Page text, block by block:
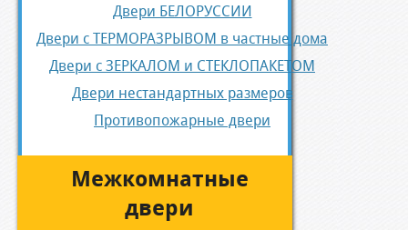
Двери БЕЛОРУССИИ
Двери с ТЕРМОРАЗРЫВОМ в частные дома
Двери с ЗЕРКАЛОМ и СТЕКЛОПАКЕТОМ
Двери нестандартных размеров
Противопожарные двери
Межкомнатные
двери